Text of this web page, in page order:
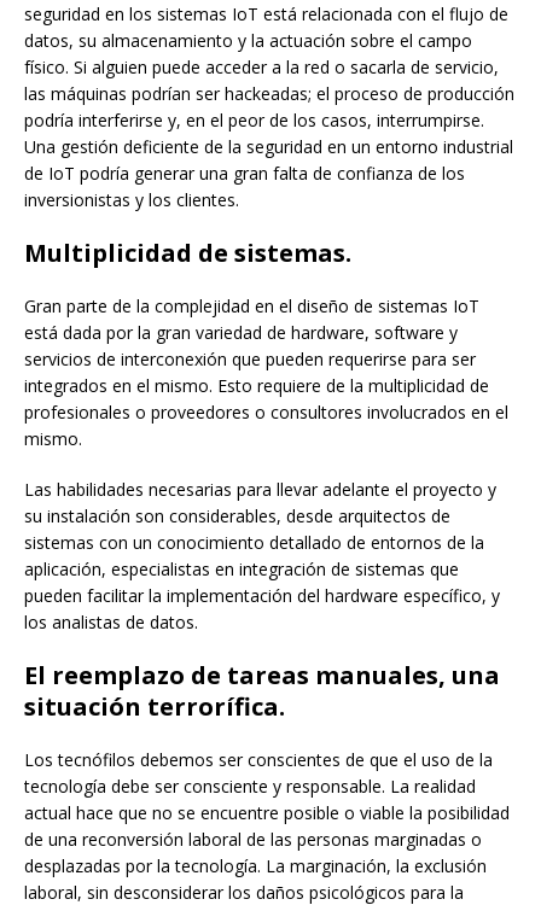
seguridad en los sistemas IoT está relacionada con el flujo de
datos, su almacenamiento y la actuación sobre el campo
físico. Si alguien puede acceder a la red o sacarla de servicio,
las máquinas podrían ser hackeadas; el proceso de producción
podría interferirse y, en el peor de los casos, interrumpirse.
Una gestión deficiente de la seguridad en un entorno industrial
de IoT podría generar una gran falta de confianza de los
inversionistas y los clientes.
Multiplicidad de sistemas.
Gran parte de la complejidad en el diseño de sistemas IoT
está dada por la gran variedad de hardware, software y
servicios de interconexión que pueden requerirse para ser
integrados en el mismo. Esto requiere de la multiplicidad de
profesionales o proveedores o consultores involucrados en el
mismo.
Las habilidades necesarias para llevar adelante el proyecto y
su instalación son considerables, desde arquitectos de
sistemas con un conocimiento detallado de entornos de la
aplicación, especialistas en integración de sistemas que
pueden facilitar la implementación del hardware específico, y
los analistas de datos.
El reemplazo de tareas manuales, una
situación terrorífica.
Los tecnófilos debemos ser conscientes de que el uso de la
tecnología debe ser consciente y responsable. La realidad
actual hace que no se encuentre posible o viable la posibilidad
de una reconversión laboral de las personas marginadas o
desplazadas por la tecnología. La marginación, la exclusión
laboral, sin desconsiderar los daños psicológicos para la